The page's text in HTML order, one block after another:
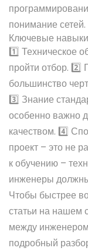
понимание сетей.
Ключевые
1️⃣ Техническое
пройти отбор.
большинство
3️⃣ Знание
особенно важно
качеством. 4️⃣
проект – это не
к обучению –
инженеры
Чтобы быстрее
статьи на нашем
между
подробный